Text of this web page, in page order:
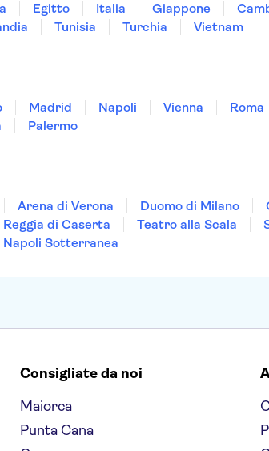
Egitto Italia Giappone
Tunisia Turchia
Vietnam
Madrid Napoli Vienna Roma
Palermo
Arena di Verona Duomo di Milano
Reggia di Caserta Teatro alla Scala
Napoli Sotterranea
Consigliate da noi
Maiorca
Punta Cana